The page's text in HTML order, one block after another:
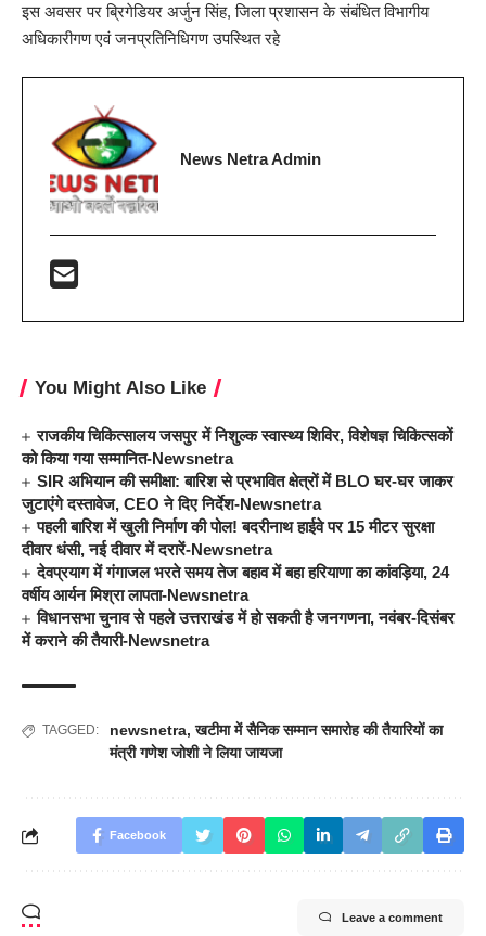
इस अवसर पर ब्रिगेडियर अर्जुन सिंह, जिला प्रशासन के संबंधित विभागीय
अधिकारीगण एवं जनप्रतिनिधिगण उपस्थित रहे
News Netra Admin
You Might Also Like
राजकीय चिकित्सालय जसपुर में निशुल्क स्वास्थ्य शिविर, विशेषज्ञ चिकित्सकों
को किया गया सम्मानित-Newsnetra
SIR अभियान की समीक्षा: बारिश से प्रभावित क्षेत्रों में BLO घर-घर जाकर
जुटाएंगे दस्तावेज, CEO ने दिए निर्देश-Newsnetra
पहली बारिश में खुली निर्माण की पोल! बदरीनाथ हाईवे पर 15 मीटर सुरक्षा
दीवार धंसी, नई दीवार में दरारें-Newsnetra
देवप्रयाग में गंगाजल भरते समय तेज बहाव में बहा हरियाणा का कांवड़िया, 24
वर्षीय आर्यन मिश्रा लापता-Newsnetra
विधानसभा चुनाव से पहले उत्तराखंड में हो सकती है जनगणना, नवंबर-दिसंबर
में कराने की तैयारी-Newsnetra
TAGGED: newsnetra,खटीमा में सैनिक सम्मान समारोह की तैयारियों का
मंत्री गणेश जोशी ने लिया जायजा
Facebook
Leave a comment